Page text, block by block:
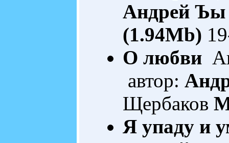
Андрей Ъы
(1.94Mb)
О любви
автор:
Щербаков
Я упаду и